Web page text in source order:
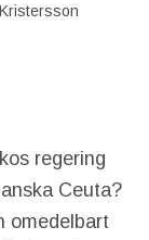
regering
Ceuta?
omedelbart